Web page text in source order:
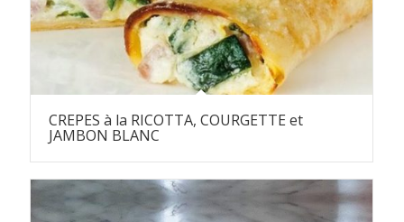
CREPES à la RICOTTA, COURGETTE et
JAMBON BLANC